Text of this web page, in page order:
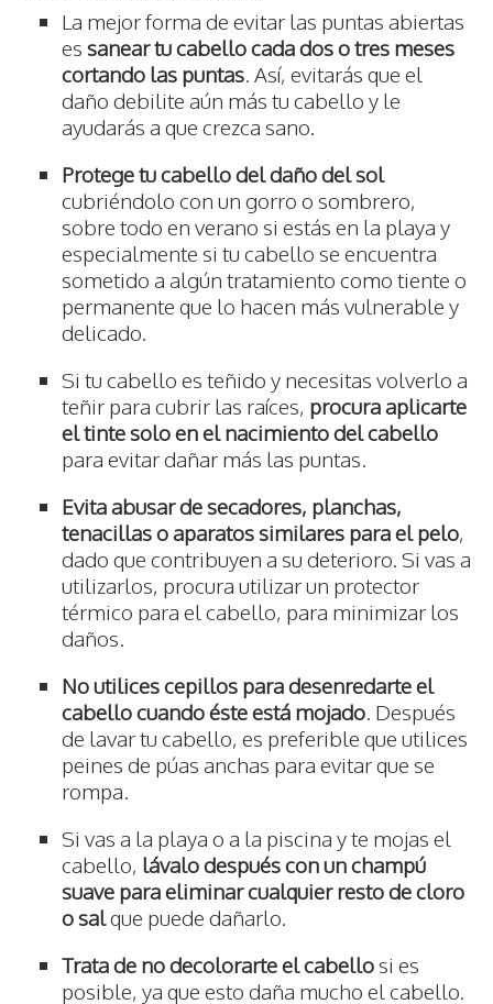
La mejor forma de evitar las puntas abiertas
es sanear tu cabello cada dos o tres meses
cortando las puntas. Así, evitarás que el
daño debilite aún más tu cabello y le
ayudarás a que crezca sano.
Protege tu cabello del daño del sol
cubriéndolo con un gorro o sombrero,
sobre todo en verano si estás en la playa y
especialmente si tu cabello se encuentra
sometido a algún tratamiento como tiente o
permanente que lo hacen más vulnerable y
delicado.
Si tu cabello es teñido y necesitas volverlo a
teñir para cubrir las raíces, procura aplicarte
el tinte solo en el nacimiento del cabello
para evitar dañar más las puntas.
Evita abusar de secadores, planchas,
tenacillas o aparatos similares para el pelo,
dado que contribuyen a su deterioro. Si vas a
utilizarlos, procura utilizar un protector
térmico para el cabello, para minimizar los
daños.
No utilices cepillos para desenredarte el
cabello cuando éste está mojado. Después
de lavar tu cabello, es preferible que utilices
peines de púas anchas para evitar que se
rompa.
Si vas a la playa o a la piscina y te mojas el
cabello, lávalo después con un champú
suave para eliminar cualquier resto de cloro
o salque puede dañarlo.
Trata de no decolorarte el cabellosi es
posible, ya que esto daña mucho el cabello.